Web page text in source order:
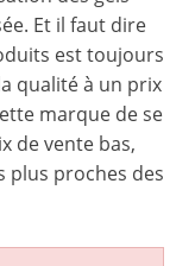
Et il faut dire
est toujours
qualité à un prix
marque de se
de vente bas,
plus proches des